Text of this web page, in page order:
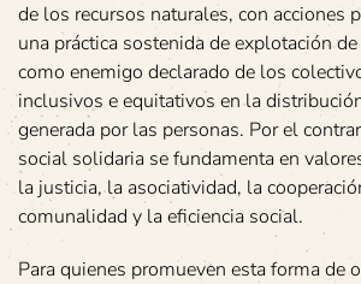
de los recursos naturales, con acciones
una práctica sostenida de explotación
como enemigo declarado de los
inclusivos e equitativos en la
generada por las personas. Por el
social solidaria se fundamenta en
la justicia, la asociatividad, la
comunalidad y la eficiencia social.
Para quienes promueven esta forma de